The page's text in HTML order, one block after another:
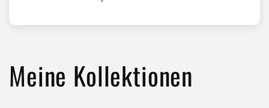
Meine Kollektionen